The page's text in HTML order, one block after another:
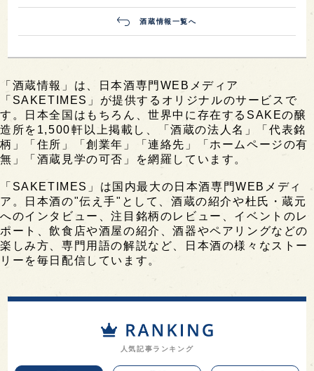
酒蔵情報一覧へ
「酒蔵情報」は、日本酒専門WEBメディア
「SAKETIMES」が提供するオリジナルのサービスで
す。日本全国はもちろん、世界中に存在するSAKEの醸
造所を1,500軒以上掲載し、「酒蔵の法人名」「代表銘
柄」「住所」「創業年」「連絡先」「ホームページの有
無」「酒蔵見学の可否」を網羅しています。
「SAKETIMES」は国内最大の日本酒専門WEBメディ
ア。日本酒の"伝え手"として、酒蔵の紹介や杜氏・蔵元
へのインタビュー、注目銘柄のレビュー、イベントのレ
ポート、飲食店や酒屋の紹介、酒器やペアリングなどの
楽しみ方、専門用語の解説など、日本酒の様々なストー
リーを毎日配信しています。
人気記事ランキング